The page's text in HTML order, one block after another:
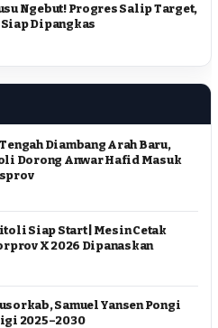
Ngebut! Progres Salip Target,
Dipangkas
Diambang Arah Baru,
Dorong Anwar Hafid Masuk
Siap Start | Mesin Cetak
X 2026 Dipanaskan
Samuel Yansen Pongi
2025–2030